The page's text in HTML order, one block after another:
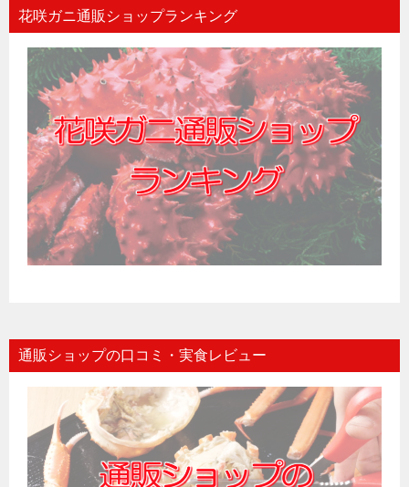
花咲ガニ通販ショップランキング
通販ショップの口コミ・実食レビュー